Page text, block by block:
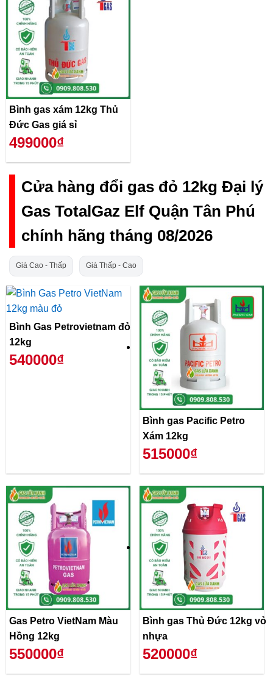
Bình gas xám 12kg Thủ
Đức Gas giá sỉ
499000₫
Cửa hàng đổi gas đỏ 12kg Đại lý
Gas TotalGaz Elf Quận Tân Phú
chính hãng tháng 08/2026
Giá Cao - Thấp Giá Thấp - Cao
Bình Gas Petrovietnam đỏ
12kg
540000₫
Bình gas Pacific Petro
Xám 12kg
515000₫
Gas Petro VietNam Màu
Hồng 12kg
550000₫
Bình gas Thủ Đức 12kg vỏ
nhựa
520000₫